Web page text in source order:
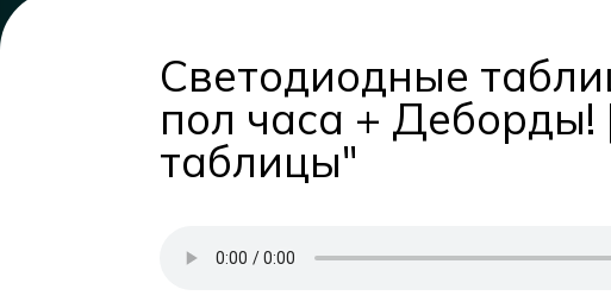
Светодиодные
пол часа +
таблицы"